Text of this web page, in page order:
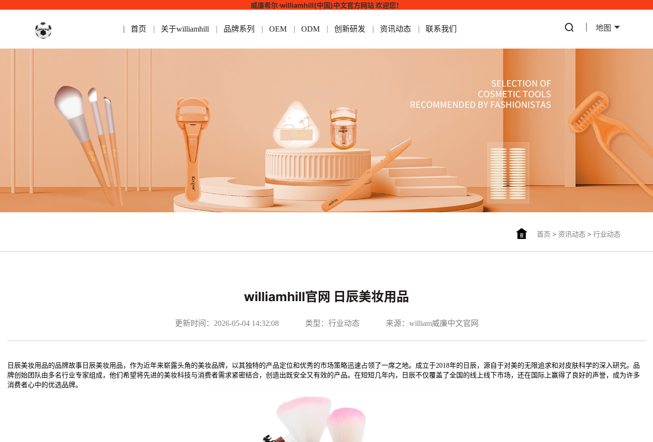
威廉希尔·williamhill(中国)中文官方网站 欢迎您！
首页 关于williamhill 品牌系列 OEM ODM 创新研发 资讯动态 联系我们 地图
首页 > 资讯动态> 行业动态
williamhill官网 日辰美妆用品
更新时间：2026-05-04 14:32:08 类型：行业动态 来源：william威廉中文官网
日辰美妆用品的品牌故事日辰美妆用品，作为近年来崭露头角的美妆品牌，以其独特的产品定位和优秀的市场策略迅速占领了一席之地。成立于2018年的日辰，源自于对美的无限追求和对皮肤科学的深入研究。品
牌创始团队由多名行业专家组成，他们希望将先进的美妆科技与消费者需求紧密结合，创造出既安全又有效的产品。在短短几年内，日辰不仅覆盖了全国的线上线下市场，还在国际上赢得了良好的声誉，成为许多
消费者心中的优选品牌。